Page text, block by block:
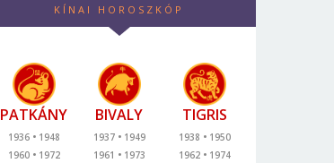
KÍNAI HOROSZKÓP
PATKÁNY
1936
1948
1960
1972
BIVALY
1937
1949
1961
1973
TIGRIS
1938
1950
1962
1974